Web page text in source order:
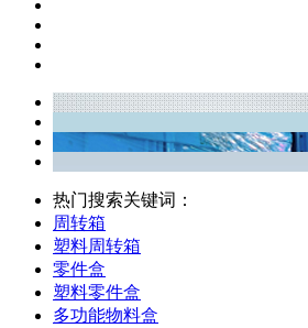
热门搜索关键词：
周转箱
塑料周转箱
零件盒
塑料零件盒
多功能物料盒